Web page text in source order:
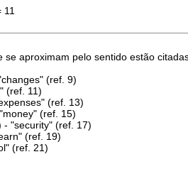
11
se aproximam pelo sentido estão
(ref. 9)
(ref. 11)
(ref. 13)
(ref. 15)
- "security" (ref. 17)
(ref. 19)
(ref. 21)